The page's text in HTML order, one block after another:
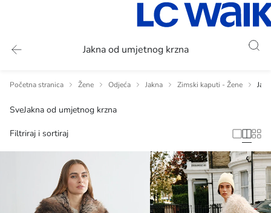
Jakna od umjetnog krzna
Početna stranica Žene Odjeća Jakna Zimski kaputi - Žene
SveJakna od umjetnog krzna
Filtriraj i sortiraj